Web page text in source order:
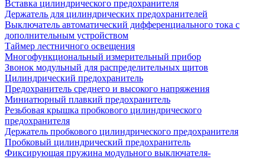
Вставка цилиндрического предохранителя
Держатель для цилиндрических предохранителей
Выключатель автоматический дифференциального тока с
дополнительным устройством
Таймер лестничного освещения
Многофункциональный измерительный прибор
Звонок модульный для распределительных щитов
Цилиндрический предохранитель
Предохранитель среднего и высокого напряжения
Миниатюрный плавкий предохранитель
Резьбовая крышка пробкового цилиндрического
предохранителя
Держатель пробкового цилиндрического предохранителя
Пробковый цилиндрический предохранитель
Фиксирующая пружина модульного выключателя-